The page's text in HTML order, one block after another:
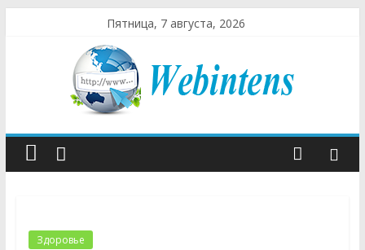
Пятница, 7 августа, 2026
Здоровье